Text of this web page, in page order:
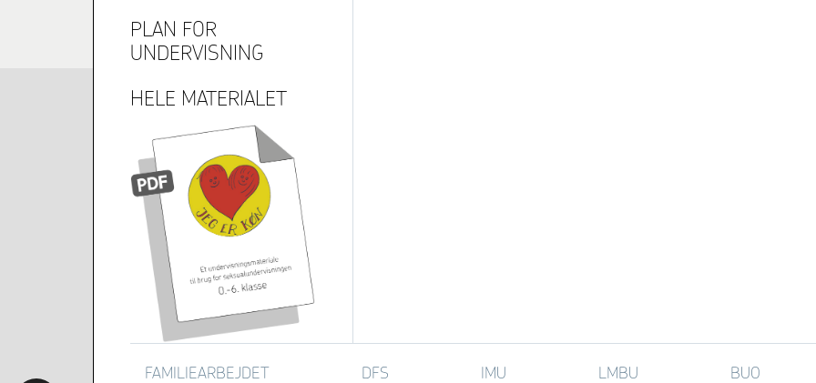
PLAN FOR
UNDERVISNING
HELE MATERIALET
FAMILIEARBEJDET DFS IMU LMBU BUO